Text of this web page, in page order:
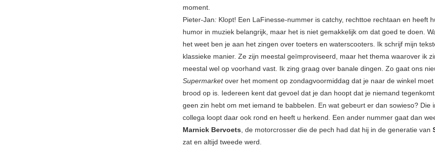
moment.
Pieter-Jan: Klopt! Een LaFinesse-nummer is catchy, rechttoe rechtaan en heeft
humor in muziek belangrijk, maar het is niet gemakkelijk om dat goed te doen.
het weet ben je aan het zingen over toeters en waterscooters. Ik schrijf mijn
klassieke manier. Ze zijn meestal geïmproviseerd, maar het thema waarover ik
meestal wel op voorhand vast. Ik zing graag over banale dingen. Zo gaat ons
Supermarketover het moment op zondagvoormiddag dat je naar de winkel
brood op is. Iedereen kent dat gevoel dat je dan hoopt dat je niemand
geen zin hebt om met iemand te babbelen. En wat gebeurt er dan sowieso? Die
collega loopt daar ook rond en heeft u herkend. Een ander nummer gaat dan
Marnick Bervoets , de motorcrosser die de pech had dat hij in de generatie van
zat en altijd tweede werd.